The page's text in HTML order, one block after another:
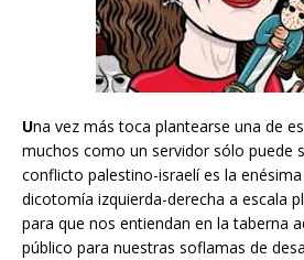
Una vez más toca plantearse una de
muchos como un servidor sólo puede
conflicto palestino-israelí es la
dicotomía izquierda-derecha a escala
para que nos entiendan en la taberna
público para nuestras soflamas de